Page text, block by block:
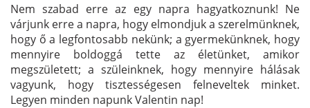
Nem szabad erre az egy napra hagyatkoznunk! Ne
várjunk erre a napra, hogy elmondjuk a szerelmünknek,
hogy ő a legfontosabb nekünk; a gyermekünknek, hogy
mennyire boldoggá tette az életünket, amikor
megszületett; a szüleinknek, hogy mennyire hálásak
vagyunk, hogy tisztességesen felneveltek minket.
Legyen minden napunk Valentin nap!